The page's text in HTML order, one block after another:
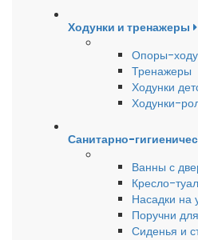
Ходунки и тренажеры
Опоры-
Тренажеры
Ходунки
Ходунки-
Санитарно-
Ванны с
Кресло-
Насадки на
Поручни
Сиденья и